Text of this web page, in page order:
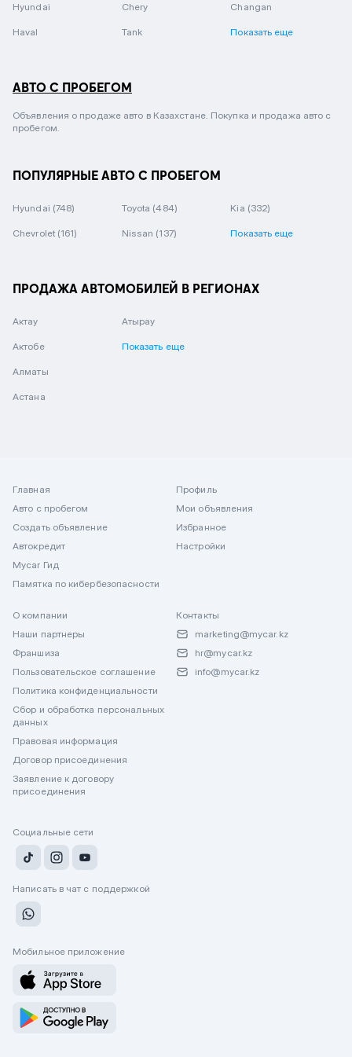
Hyundai Chery Changan
Haval Tank Показать еще
АВТО С ПРОБЕГОМ
Объявления о продаже авто в Казахстане. Покупка и продажа авто с
пробегом.
ПОПУЛЯРНЫЕ АВТО С ПРОБЕГОМ
Hyundai (748) Toyota (484) Kia (332)
Chevrolet (161) Nissan (137) Показать еще
ПРОДАЖА АВТОМОБИЛЕЙ В РЕГИОНАХ
Актау
Актобе
Алматы
Астана
Атырау
Показать еще
Главная
Авто с пробегом
Создать объявление
Автокредит
Mycar Гид
Памятка по кибербезопасности
Профиль
Мои объявления
Избранное
Настройки
О компании
Наши партнеры
Франшиза
Пользовательское соглашение
Политика конфиденциальности
Сбор и обработка персональных
данных
Правовая информация
Договор присоединения
Заявление к договору
присоединения
Контакты
marketing@mycar.kz
hr@mycar.kz
info@mycar.kz
Социальные сети
Написать в чат с поддержкой
Мобильное приложение